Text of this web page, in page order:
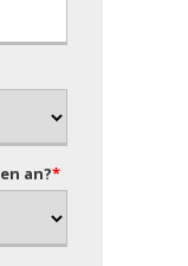
an?*